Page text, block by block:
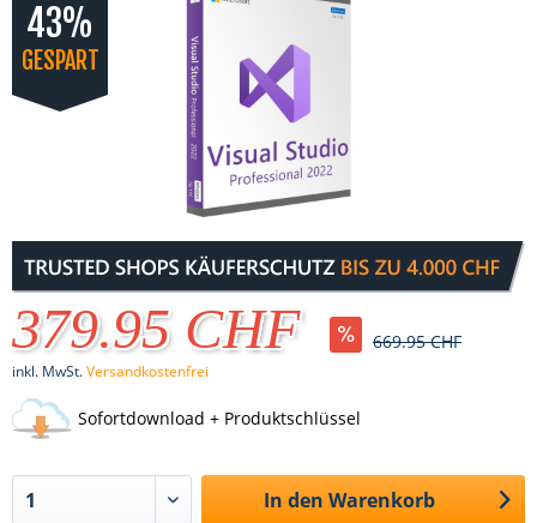
43%
GESPART
379.95 CHF 669.95 CHF
inkl. MwSt.Versandkostenfrei
Sofortdownload + Produktschlüssel
In den Warenkorb